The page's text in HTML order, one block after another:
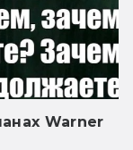
Warner